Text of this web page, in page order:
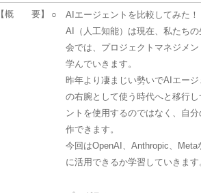
【概 要】 ○
AIエージェントを比較してみた！
AI（人工知能）は現在、私たち
会では、プロジェクトマネジメ
学んでいきます。
昨年より凄まじい勢いでAIエー
の右腕として使う時代へと移行
ントを使用するのではなく、自
作できます。
今回はOpenAI、Anthropic、
に活用できるか学習していきます